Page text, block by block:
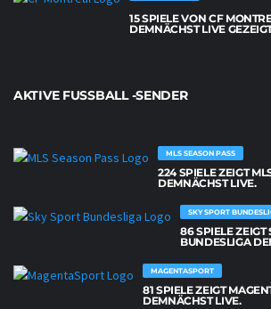
15 SPIELE VON CF
DEMNÄCHST LIVE
AKTIVE FUSSBALL -SENDER
MLS SEASON PASS
224 SPIELE ZEIGT
DEMNÄCHST LIVE.
SKY SPORT
86 SPIELE ZEIGT
BUNDESLIGA
MAGENTASPORT
81 SPIELE ZEIGT
DEMNÄCHST LIVE.